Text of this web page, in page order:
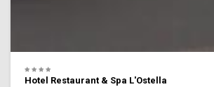
Hotel Restaurant & Spa L'Ostella